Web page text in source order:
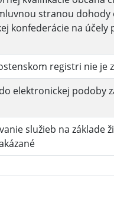
stranou dohody
konfederácie na účely
registri nie je
elektronickej podoby
služieb na základe